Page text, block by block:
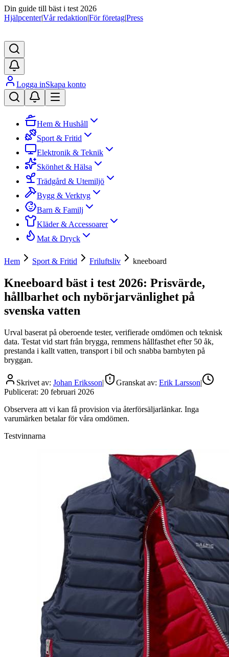
Din guide till bäst i test 2026
Hjälpcenter|Vår redaktion|För företag|Press
Logga inSkapa konto
Hem & Hushåll
Sport & Fritid
Elektronik & Teknik
Skönhet & Hälsa
Trädgård & Utemiljö
Bygg & Verktyg
Barn & Familj
Kläder & Accessoarer
Mat & Dryck
Hem Sport & Fritid Friluftsliv kneeboard
Kneeboard bäst i test 2026: Prisvärde,
hållbarhet och nybörjarvänlighet på
svenska vatten
Urval baserat på oberoende tester, verifierade omdömen och teknisk
data. Testat vid start från brygga, remmens hållfasthet efter 50 åk,
prestanda i kallt vatten, transport i bil och snabba barnbyten på
bryggan.
Skrivet av: Johan Eriksson| Granskat av: Erik Larsson|
Publicerat: 20 februari 2026
Observera att vi kan få provision via återförsäljarlänkar. Inga
varumärken betalar för våra omdömen.
Testvinnarna